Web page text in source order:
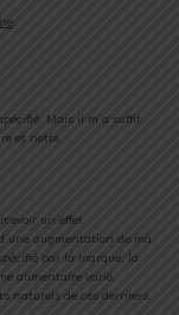
Mais il m’a suffit
et nette.
un effet
augmentation de ma
par la marque, la
alimentaire varié.
naturels de ces derniers.